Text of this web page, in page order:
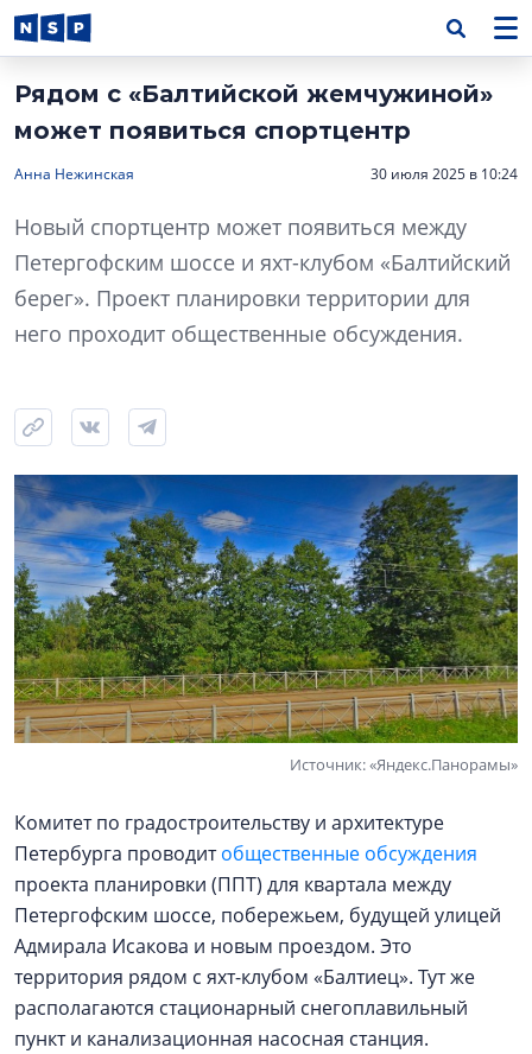
Рядом с «Балтийской жемчужиной»
может появиться спортцентр
Анна Нежинская 30 июля 2025 в 10:24
Новый спортцентр может появиться между
Петергофским шоссе и яхт-клубом «Балтийский
берег». Проект планировки территории для
него проходит общественные обсуждения.
Источник: «Яндекс.Панорамы»
Комитет по градостроительству и архитектуре
Петербурга проводитобщественные обсуждения
проекта планировки (ППТ) для квартала между
Петергофским шоссе, побережьем, будущей улицей
Адмирала Исакова и новым проездом. Это
территория рядом с яхт-клубом «Балтиец». Тут же
располагаются стационарный снегоплавильный
пункт и канализационная насосная станция.